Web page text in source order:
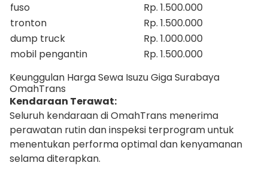
fuso
Rp. 1.500.000
tronton
Rp. 1.500.000
dump truck
Rp. 1.000.000
mobil pengantin
Rp. 1.500.000
Keunggulan Harga Sewa Isuzu Giga Surabaya
OmahTrans
Kendaraan Terawat:
Seluruh kendaraan di OmahTrans menerima
perawatan rutin dan inspeksi terprogram untuk
menentukan performa optimal dan kenyamanan
selama diterapkan.